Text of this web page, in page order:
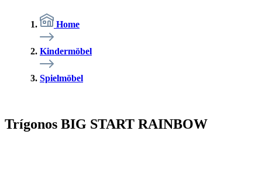
Home
Kindermöbel
Spielmöbel
Trígonos BIG START RAINBOW